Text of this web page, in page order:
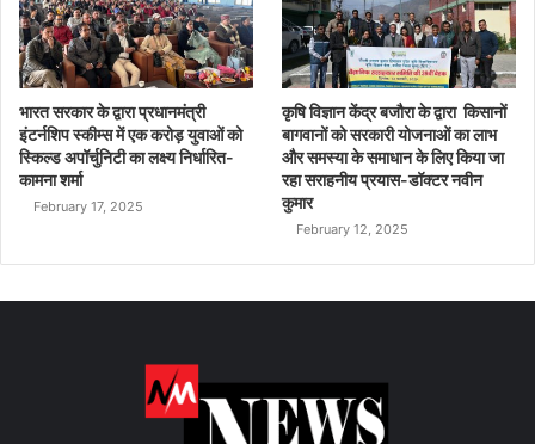
भारत सरकार के द्वारा प्रधानमंत्री
इंटर्नशिप स्कीम्स में एक करोड़ युवाओं को
स्किल्ड अपॉर्चुनिटी का लक्ष्य निर्धारित-
कामना शर्मा
February 17, 2025
कृषि विज्ञान केंद्र बजौरा के द्वारा किसानों
बागवानों को सरकारी योजनाओं का लाभ
और समस्या के समाधान के लिए किया जा
रहा सराहनीय प्रयास-डॉक्टर नवीन
कुमार
February 12, 2025